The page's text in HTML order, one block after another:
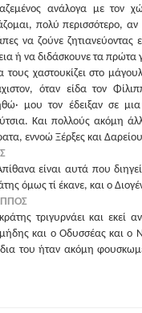
ανάλογα με τον
πολύ περισσότερο,
να ζούνε
ή να διδάσκουνε τα πρώτα
τους χαστουκίζει στο
όταν είδα τον
μου τον έδειξαν σε
Και πολλούς ακόμη
εννοώ Ξέρξες και
είναι αυτά που
όμως τί έκανε, και ο
τριγυρνάει και εκεί
και ο Οδυσσέας και ο
του ήταν ακόμη